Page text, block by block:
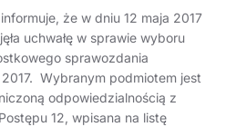
że w dniu 12 maja 2017
uchwałę w sprawie wyboru
sprawozdania
Wybranym podmiotem jest
odpowiedzialnością z
12, wpisana na listę